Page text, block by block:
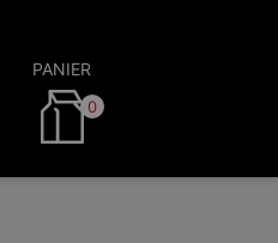
PANIER
0